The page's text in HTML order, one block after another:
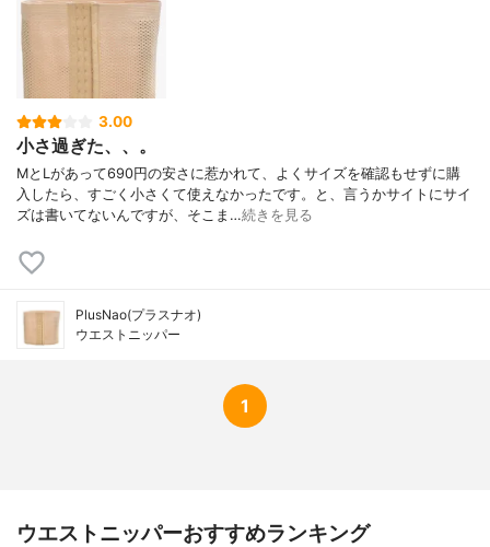
3.00
小さ過ぎた、、。
MとLがあって690円の安さに惹かれて、よくサイズを確認もせずに購
入したら、すごく小さくて使えなかったです。と、言うかサイトにサイ
ズは書いてないんですが、そこま…続きを見る
PlusNao(プラスナオ)
ウエストニッパー
1
ウエストニッパーおすすめランキング